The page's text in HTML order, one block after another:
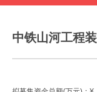
中铁山河工程